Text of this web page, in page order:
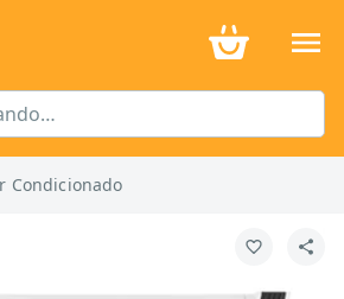
Condicionado